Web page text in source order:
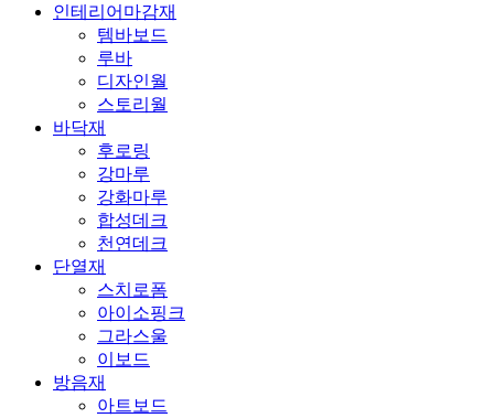
인테리어마감재
템바보드
루바
디자인월
스토리월
바닥재
후로링
강마루
강화마루
합성데크
천연데크
단열재
스치로폼
아이소핑크
그라스울
이보드
방음재
아트보드